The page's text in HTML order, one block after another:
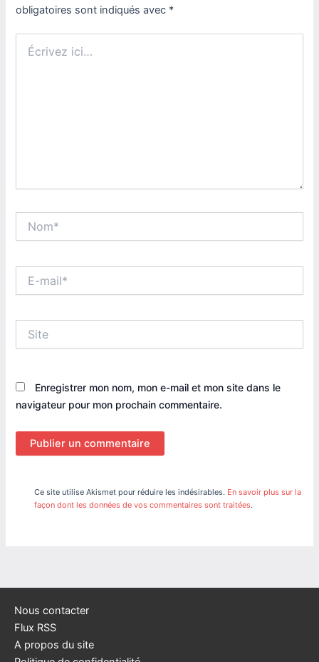
obligatoires sont indiqués avec *
ici…
mail*
Enregistrer mon nom, mon e-mail et mon site dans le
navigateur pour mon prochain commentaire.
Ce site utilise Akismet pour réduire les indésirables. En savoir plus sur la
façon dont les données de vos commentaires sont traitées.
Nous contacter
Flux RSS
A propos du site